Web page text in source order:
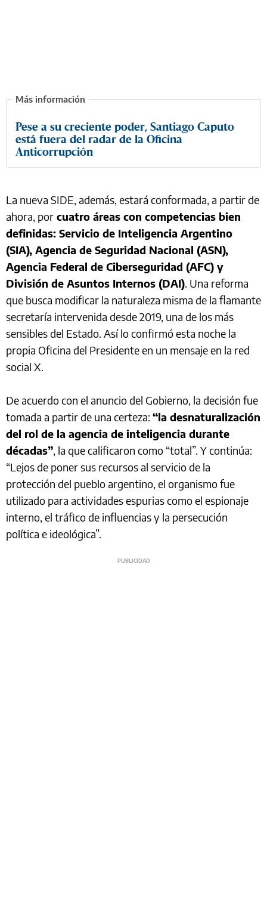
Pese a su creciente poder, Santiago Caputo
está fuera del radar de la Oficina
Anticorrupción
La nueva SIDE, además, estará conformada, a partir de
ahora, por cuatro áreas con competencias bien
definidas: Servicio de Inteligencia Argentino
(SIA), Agencia de Seguridad Nacional (ASN),
Agencia Federal de Ciberseguridad (AFC) y
División de Asuntos Internos (DAI). Una reforma
que busca modificar la naturaleza misma de la flamante
secretaría intervenida desde 2019, una de los más
sensibles del Estado. Así lo confirmó esta noche la
propia Oficina del Presidente en un mensaje en la red
social X.
De acuerdo con el anuncio del Gobierno, la decisión fue
tomada a partir de una certeza: “la desnaturalización
del rol de la agencia de inteligencia durante
décadas”, la que calificaron como “total”. Y continúa:
“Lejos de poner sus recursos al servicio de la
protección del pueblo argentino, el organismo fue
utilizado para actividades espurias como el espionaje
interno, el tráfico de influencias y la persecución
política e ideológica”.